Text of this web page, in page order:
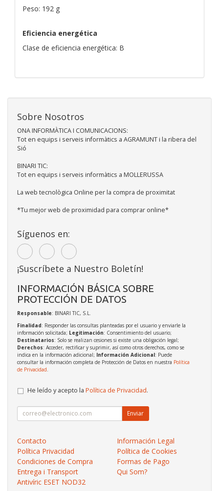
Peso: 192 g
Eficiencia energética
Clase de eficiencia energética: B
Sobre Nosotros
ONA INFORMÀTICA I COMUNICACIONS:
Tot en equips i serveis informàtics a AGRAMUNT i la ribera del
Sió
BINARI TIC:
Tot en equips i serveis informàtics a MOLLERUSSA
La web tecnològica Online per la compra de proximitat
*Tu mejor web de proximidad para comprar online*
Síguenos en:
¡Suscríbete a Nuestro Boletín!
INFORMACIÓN BÁSICA SOBRE
PROTECCIÓN DE DATOS
Responsable: BINARI TIC, S.L.
Finalidad: Responder las consultas planteadas por el usuario y enviarle la
información solicitada; Legitimación: Consentimiento del usuario;
Destinatarios: Solo se realizan cesiones si existe una obligación legal;
Derechos: Acceder, rectificar y suprimir, así como otros derechos, como se
indica en la información adicional; Información Adicional: Puede
consultar la información completa de Protección de Datos en nuestra Política
de Privacidad
He leído y acepto la Política de Privacidad.
Enviar
Contacto
Información Legal
Política Privacidad
Política de Cookies
Condiciones de Compra
Formas de Pago
Entrega i Transport
Qui Som?
Antivíric ESET NOD32